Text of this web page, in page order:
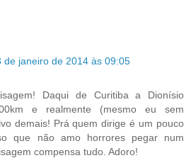
de janeiro de 2014 às 09:05
Daqui de Curitiba a Dionísio
e realmente (mesmo eu sem
demais! Prá quem dirige é um pouco
que não amo horrores pegar num
compensa tudo. Adoro!